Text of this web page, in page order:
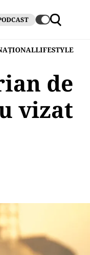
LIFESTYLE
de
vizat